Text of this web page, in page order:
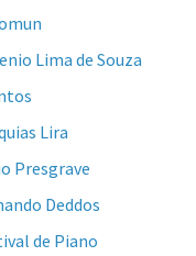
Lima de Souza
Lira
Presgrave
Deddos
de Piano